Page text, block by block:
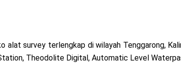
alat survey terlengkap di wilayah Tenggarong,
Theodolite Digital, Automatic Level